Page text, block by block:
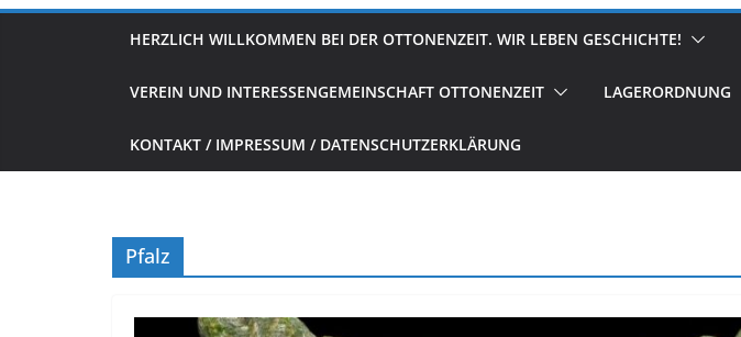
HERZLICH WILLKOMMEN BEI DER OTTONENZEIT. WIR LEBEN GESCHICHTE!
VEREIN UND INTERESSENGEMEINSCHAFT OTTONENZEIT LAGERORDNUNG
KONTAKT / IMPRESSUM / DATENSCHUTZERKLÄRUNG
Pfalz